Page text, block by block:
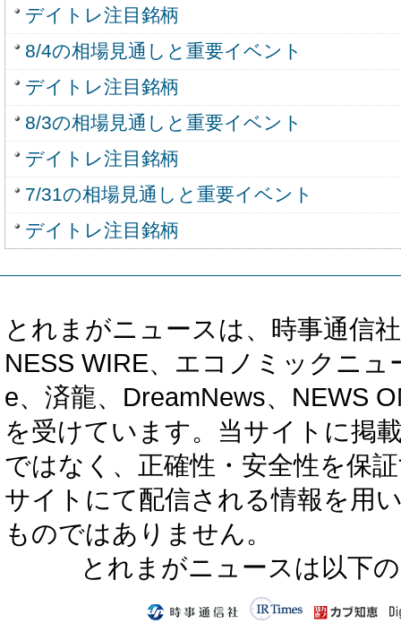
デイトレ注目銘柄
8/4の相場見通しと重要イベント
デイトレ注目銘柄
8/3の相場見通しと重要イベント
デイトレ注目銘柄
7/31の相場見通しと重要イベント
デイトレ注目銘柄
とれまがニュースは、時事通信
NESS WIRE、エコノミックニ
e、済龍、DreamNews、NEWS
を受けています。当サイトに掲
ではなく、正確性・安全性を保
サイトにて配信される情報を用
ものではありません。
とれまがニュースは以下